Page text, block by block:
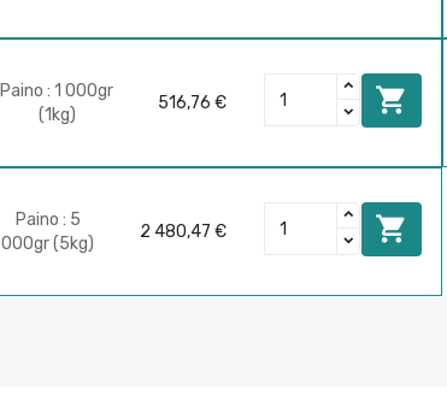
Paino : 1 000gr
(1kg)
516,76 € 
Paino : 5
000gr (5kg)
2 480,47 € 